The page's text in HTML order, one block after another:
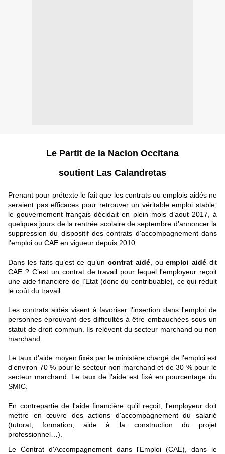
Le Partit de la Nacion Occitana
soutient Las Calandretas
Prenant pour prétexte le fait que les contrats ou emplois aidés ne
seraient pas efficaces pour retrouver un véritable emploi stable,
le gouvernement français décidait en plein mois d’aout 2017, à
quelques jours de la rentrée scolaire de septembre d’annoncer la
suppression du dispositif des contrats d'accompagnement dans
l'emploi ou CAE en vigueur depuis 2010.
Dans les faits qu’est-ce qu’un contrat aidé, ouemploi aidé dit
CAE ? C’est un contrat de travail pour lequel l'employeur reçoit
une aide financière de l’Etat (donc du contribuable), ce qui réduit
le coût du travail.
Les contrats aidés visent à favoriser l'insertion dans l'emploi de
personnes éprouvant des difficultés à être embauchées sous un
statut de droit commun. Ils relèvent du secteur marchand ou non
marchand.
Le taux d'aide moyen fixés par le ministère chargé de l'emploi est
d'environ 70 % pour le secteur non marchand et de 30 % pour le
secteur marchand. Le taux de l'aide est fixé en pourcentage du
SMIC.
En contrepartie de l'aide financière qu'il reçoit, l'employeur doit
mettre en œuvre des actions d'accompagnement du salarié
(tutorat, formation, aide à la construction du projet
professionnel…).
Le Contrat d'Accompagnement dans l'Emploi (CAE), dans le